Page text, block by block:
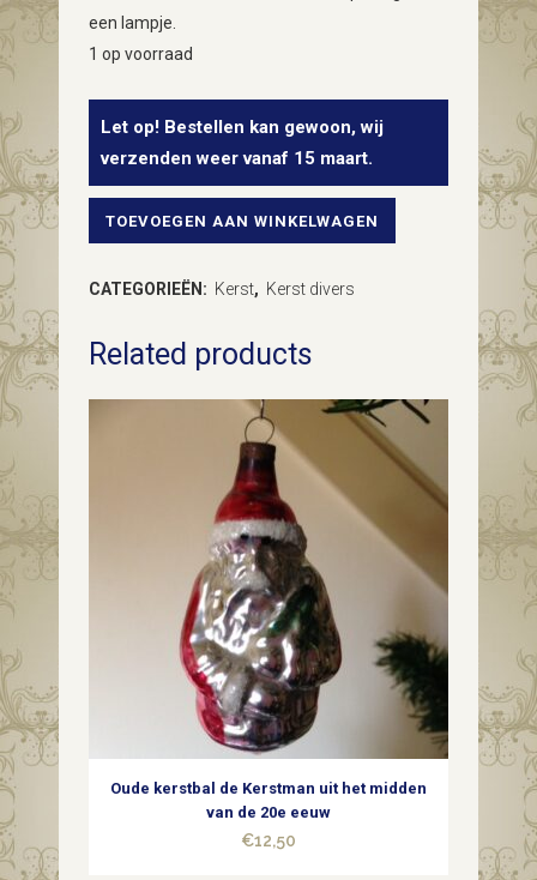
een lampje.
1 op voorraad
Let op! Bestellen kan gewoon, wij
verzenden weer vanaf 15 maart.
Antieke
met
grote
quantity
TOEVOEGEN AAN WINKELWAGEN
CATEGORIEËN: Kerst, Kerst divers
Related products
Oude kerstbal de Kerstman uit het midden
van de 20e eeuw
€12,50